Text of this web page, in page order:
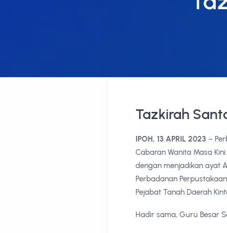
Tazkirah
IPOH, 13 APRIL 2023–
Cabaran Wanita Masa
dengan menjadikan ayat
Perbadanan
Pejabat Tanah Daerah
Hadir sama, Guru Besar